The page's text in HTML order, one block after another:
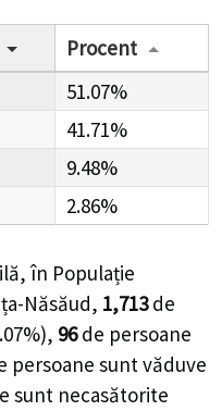
Procent
51.07%
41.71%
9.48%
2.86%
în Populație
Năsăud, 1,713 de
), 96 de persoane
persoane sunt văduve
sunt necasătorite